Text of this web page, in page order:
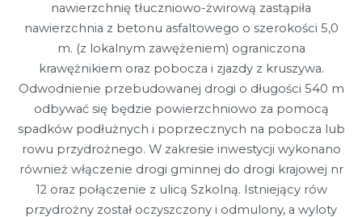
nawierzchnię tłuczniowo-żwirową zastąpiła
nawierzchnia z betonu asfaltowego o szerokości 5,0
m. (z lokalnym zawężeniem) ograniczona
krawężnikiem oraz pobocza i zjazdy z kruszywa.
Odwodnienie przebudowanej drogi o długości 540 m
odbywać się będzie powierzchniowo za pomocą
spadków podłużnych i poprzecznych na pobocza lub
rowu przydrożnego. W zakresie inwestycji wykonano
również włączenie drogi gminnej do drogi krajowej nr
12 oraz połączenie z ulicą Szkolną. Istniejący rów
przydrożny został oczyszczony i odmulony, a wyloty